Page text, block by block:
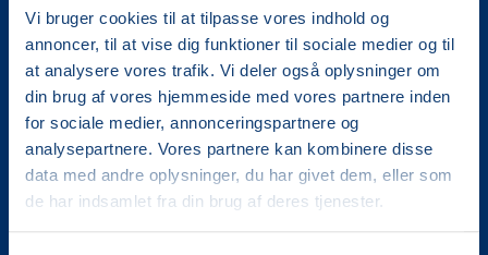
Vi bruger cookies til at tilpasse vores indhold og
annoncer, til at vise dig funktioner til sociale medier og til
at analysere vores trafik. Vi deler også oplysninger om
din brug af vores hjemmeside med vores partnere inden
for sociale medier, annonceringspartnere og
analysepartnere. Vores partnere kan kombinere disse
data med andre oplysninger, du har givet dem, eller som
de har indsamlet fra din brug af deres tjenester.
mere end 100.000 deltagere i hele landet med kurser,
foredrag og oplevelser.
LOF Vestsjælland
Gl. Torv 4A, 1.
4200 Slagelse
CVR. 30228510
Tlf.: 5852 5681